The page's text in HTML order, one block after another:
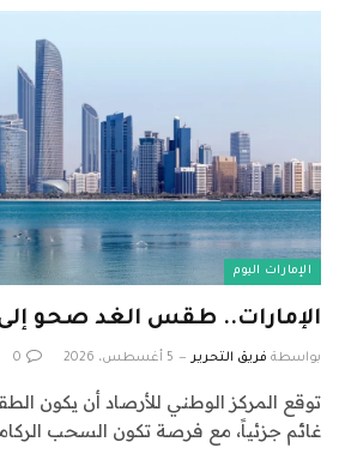
الإمارات اليوم
الإمارات.. طقس الغد صحو إلى
بواسطة فريق التحرير 5 أغسطس، 2026 0
توقع المركز الوطني للأرصاد أن يكون
غائم جزئياً، مع فرصة تكون السحب